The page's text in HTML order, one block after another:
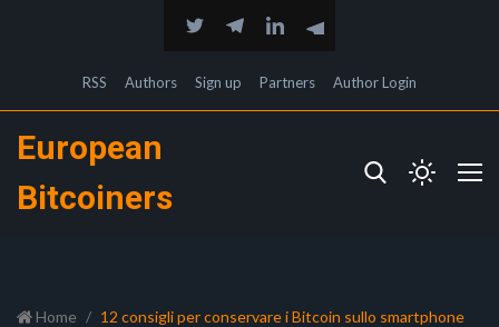
RSS Authors Sign up Partners Author Login
European
Bitcoiners
Home 12 consigli per conservare i Bitcoin sullo smartphone